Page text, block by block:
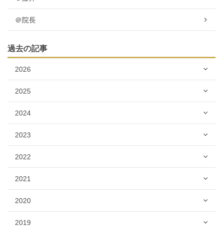
＠院長
過去の記事
2026
2025
2024
2023
2022
2021
2020
2019